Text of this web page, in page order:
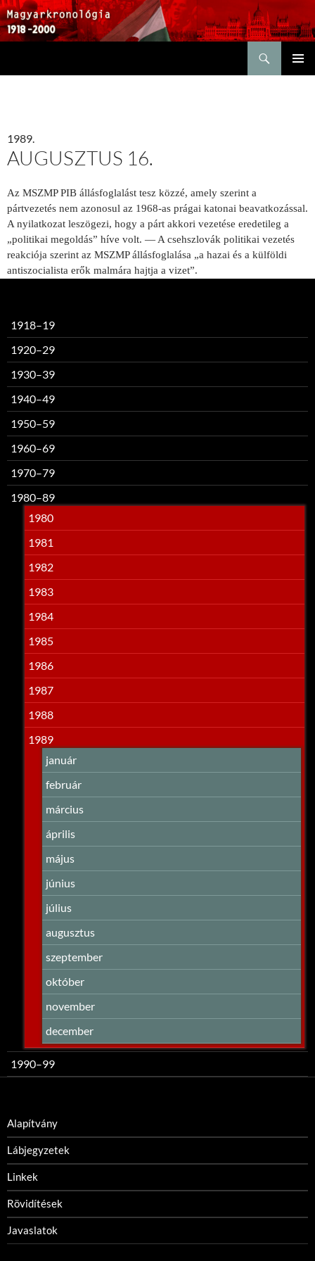
1989.
AUGUSZTUS 16.
Az MSZMP PIB állásfoglalást tesz közzé, amely szerint a
pártvezetés nem azonosul az 1968-as prágai katonai beavatkozással.
A nyilatkozat leszögezi, hogy a párt akkori vezetése eredetileg a
„politikai megoldás” híve volt. — A csehszlovák politikai vezetés
reakciója szerint az MSZMP állásfoglalása „a hazai és a külföldi
antiszocialista erők malmára hajtja a vizet”.
1918–19
1920–29
1930–39
1940–49
1950–59
1960–69
1970–79
1980–89
1980
1981
1982
1983
1984
1985
1986
1987
1988
1989
január
február
március
április
május
június
július
augusztus
szeptember
október
november
december
1990–99
Alapítvány
Lábjegyzetek
Linkek
Rövidítések
Javaslatok